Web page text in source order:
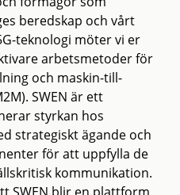
beredskap och vårt
teknologi möter vi er
arbetsmetoder för
och maskin-till-
SWEN är ett
styrkan hos
strategiskt ägande och
för att uppfylla de
kommunikation.